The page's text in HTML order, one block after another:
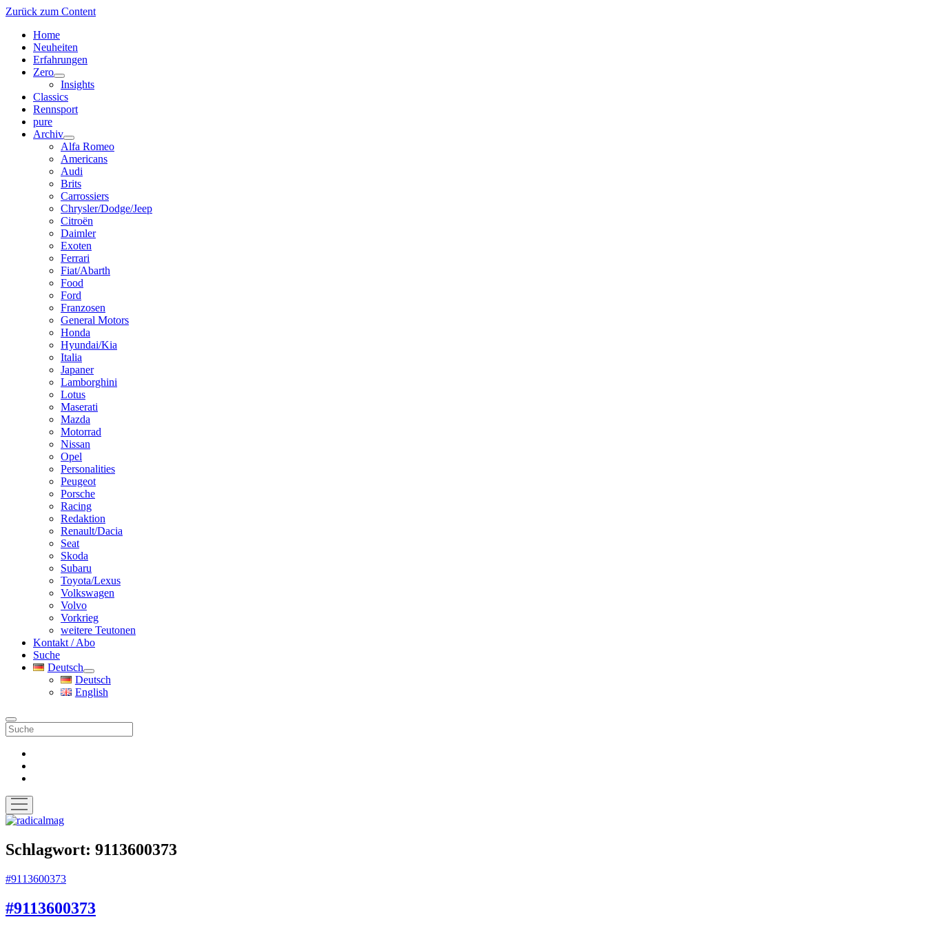
Zurück zum Content
Home
Neuheiten
Erfahrungen
Zero
Menü
öffnen
Insights
Classics
Rennsport
pure
Archiv
Menü
öffnen
Alfa Romeo
Americans
Audi
Brits
Carrossiers
Chrysler/Dodge/Jeep
Citroën
Daimler
Exoten
Ferrari
Fiat/Abarth
Food
Ford
Franzosen
General Motors
Honda
Hyundai/Kia
Italia
Japaner
Lamborghini
Lotus
Maserati
Mazda
Motorrad
Nissan
Opel
Personalities
Peugeot
Porsche
Racing
Redaktion
Renault/Dacia
Seat
Skoda
Subaru
Toyota/Lexus
Volkswagen
Volvo
Vorkrieg
weitere Teutonen
Kontakt / Abo
Suche
Deutsch
Menü
öffnen
Deutsch
English
Suche
Menü
öffnen
radicalmag
Schlagwort: 9113600373
#9113600373
#9113600373